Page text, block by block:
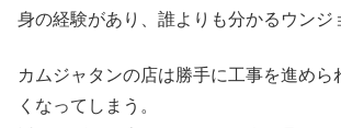
身の経験があり、誰よりも分かるウンジ
カムジャタンの店は勝手に工事を進めら
くなってしまう。